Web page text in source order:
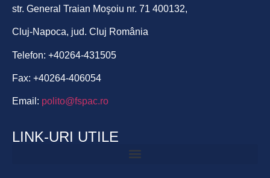
str. General Traian Moşoiu nr. 71 400132,
Cluj-Napoca, jud. Cluj România
Telefon: +40264-431505
Fax: +40264-406054
Email: polito@fspac.ro
LINK-URI UTILE